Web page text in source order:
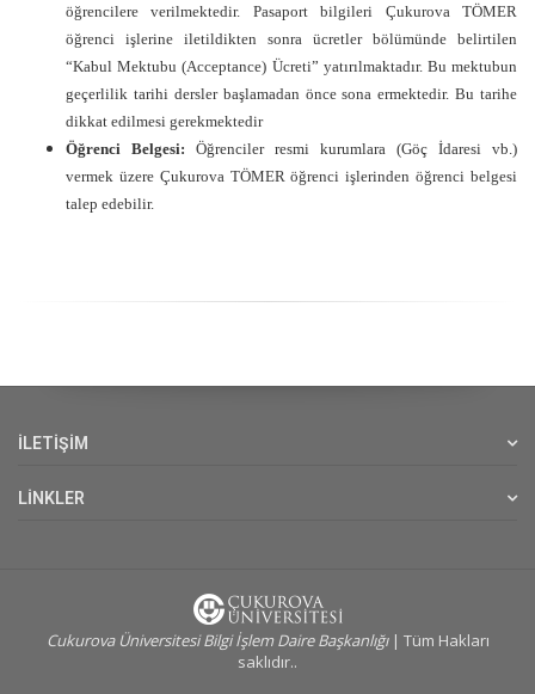
öğrencilere verilmektedir. Pasaport bilgileri Çukurova TÖMER
öğrenci işlerine iletildikten sonra ücretler bölümünde belirtilen
“Kabul Mektubu (Acceptance) Ücreti” yatırılmaktadır. Bu mektubun
geçerlilik tarihi dersler başlamadan önce sona ermektedir. Bu tarihe
dikkat edilmesi gerekmektedir
Öğrenci Belgesi: Öğrenciler resmi kurumlara (Göç İdaresi vb.)
vermek üzere Çukurova TÖMER öğrenci işlerinden öğrenci belgesi
talep edebilir.
İLETİŞİM
LİNKLER
Cukurova Üniversitesi Bilgi İşlem Daire Başkanlığı| Tüm Hakları
saklıdır..